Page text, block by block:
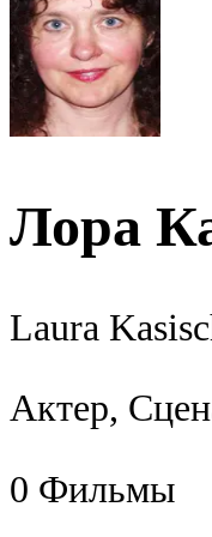
Лора
Laura
Актер,
0 Фильмы